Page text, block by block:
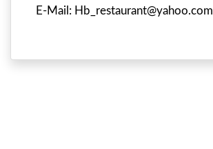
E-Mail: Hb_restaurant@yahoo.com